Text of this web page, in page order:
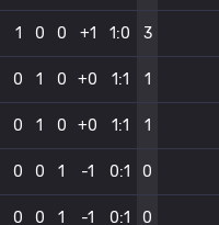
1 0 0 +1 1:0 3
0 1 0 +0 1:1 1
0 1 0 +0 1:1 1
0 0 1 -1 0:1 0
0 0 1 -1 0:1 0